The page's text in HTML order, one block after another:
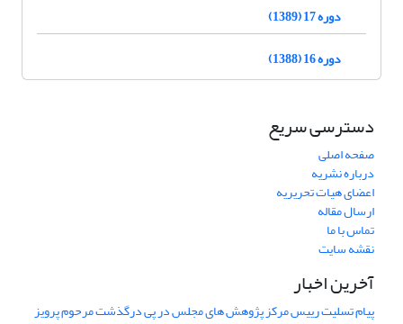
دوره 17 (1389)
دوره 16 (1388)
دسترسی سریع
صفحه اصلی
درباره نشریه
اعضای هیات تحریریه
ارسال مقاله
تماس با ما
نقشه سایت
آخرین اخبار
پیام تسلیت رییس مرکز پژوهش های مجلس در پی درگذشت مرحوم پرویز